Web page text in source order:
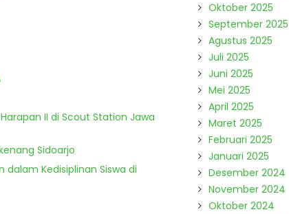
II di Scout Station Jawa
Sidoarjo
dalam Kedisiplinan Siswa di
Oktober 2025
September 2025
Agustus 2025
Juli 2025
Juni 2025
Mei 2025
April 2025
Maret 2025
Februari 2025
Januari 2025
Desember 2024
November 2024
Oktober 2024